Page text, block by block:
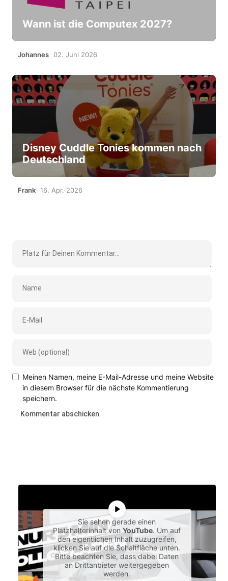
Wann ist die Computex 2027?
Johannes 02. Juni 2026
Disney Cuddle Tonies kommen nach
Deutschland
Frank 16. Apr. 2026
Meinen Namen, meine E-Mail-Adresse und meine Website
in diesem Browser für die nächste Kommentierung
speichern.
Sie sehen gerade einen
Platzhalterinhalt vonYouTube. Um auf
den eigentlichen Inhalt zuzugreifen,
klicken Sie auf die Schaltfläche unten.
Bitte beachten Sie, dass dabei Daten
an Drittanbieter weitergegeben
werden.